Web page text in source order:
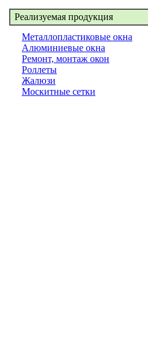
Реализуемая продукция
Металлопластиковые окна
Алюминиевые окна
Ремонт, монтаж окон
Роллеты
Жалюзи
Москитные сетки